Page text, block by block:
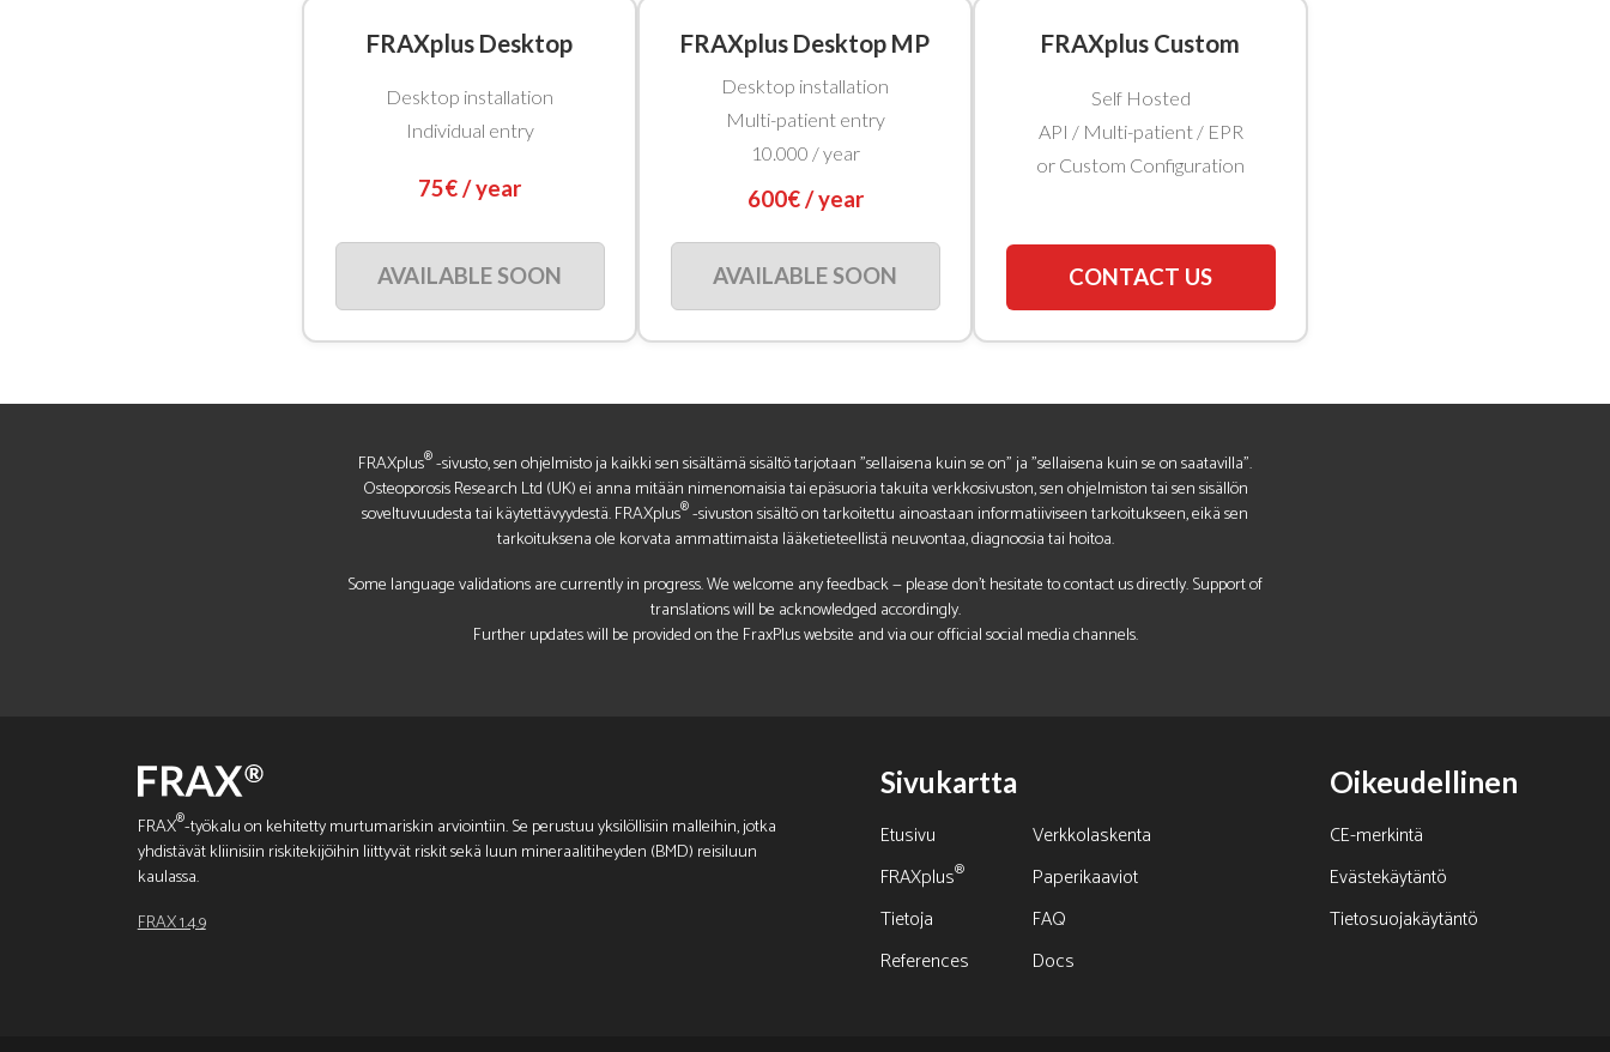
FRAXplus Desktop
Desktop installation
Individual entry
75€ / year
AVAILABLE SOON
FRAXplus Desktop MP
Desktop installation
Multi-patient entry
10.000 / year
600€ / year
AVAILABLE SOON
FRAXplus Custom
Self Hosted
API / Multi-patient / EPR
or Custom Configuration
CONTACT US
FRAXplus®-sivusto, sen ohjelmisto ja kaikki sen sisältämä sisältö tarjotaan "sellaisena kuin se on" ja "sellaisena kuin se on saatavilla".
Osteoporosis Research Ltd (UK) ei anna mitään nimenomaisia tai epäsuoria takuita verkkosivuston, sen ohjelmiston tai sen sisällön
soveltuvuudesta tai käytettävyydestä. FRAXplus®-sivuston sisältö on tarkoitettu ainoastaan informatiiviseen tarkoitukseen, eikä sen
tarkoituksena ole korvata ammattimaista lääketieteellistä neuvontaa, diagnoosia tai hoitoa.
Some language validations are currently in progress. We welcome any feedback — please don’t hesitate to contact us directly. Support of
translations will be acknowledged accordingly.
Further updates will be provided on the FraxPlus website and via our official social media channels.
FRAX®-työkalu on kehitetty murtumariskin arviointiin. Se perustuu yksilöllisiin malleihin, jotka
yhdistävät kliinisiin riskitekijöihin liittyvät riskit sekä luun mineraalitiheyden (BMD) reisiluun
kaulassa.
FRAX 1.4.9
Sivukartta
Etusivu
Verkkolaskenta
FRAXplus®
Paperikaaviot
Tietoja
FAQ
References
Docs
Oikeudellinen
CE-merkintä
Evästekäytäntö
Tietosuojakäytäntö